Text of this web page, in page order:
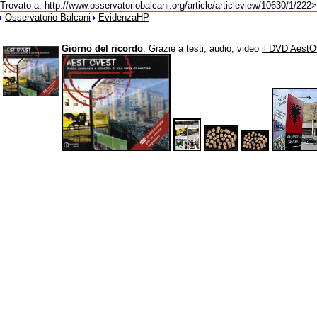
Trovato a: http://www.osservatoriobalcani.org/article/articleview/10630/1/222>
Osservatorio Balcani
EvidenzaHP
Giorno del ricordo. Grazie a testi, audio, video il DVD